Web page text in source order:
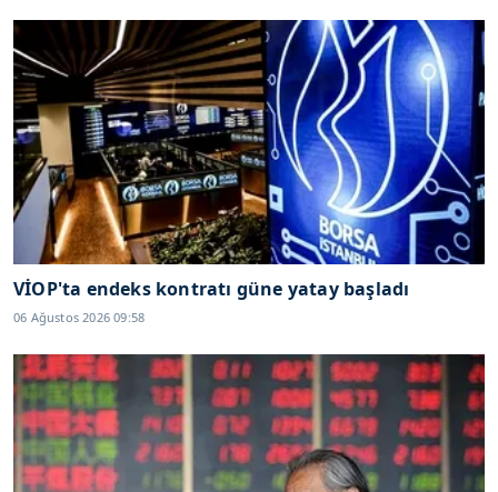
VİOP'ta endeks kontratı güne yatay başladı
06 Ağustos 2026 09:58